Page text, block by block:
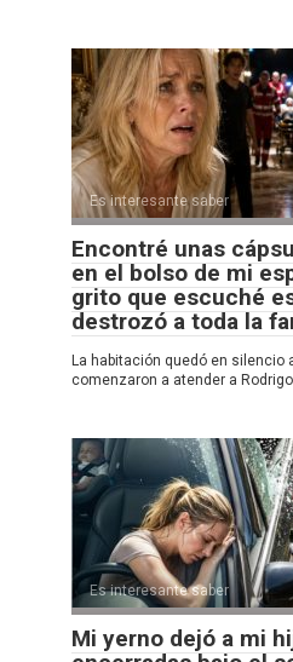
Es interesante saber
Encontré unas
en el bolso de mi
grito que escuché
destrozó a toda la
La habitación quedó en silencio
comenzaron a atender a
Es interesante saber
Mi yerno dejó a mi